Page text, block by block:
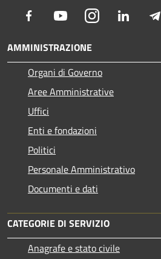
Facebook YoutubeInstagram LinkedIn
AMMINISTRAZIONE
Organi di Governo
Aree Amministrative
Uffici
Enti e fondazioni
Politici
Personale Amministrativo
Documenti e dati
CATEGORIE DI SERVIZIO
Anagrafe e stato civile